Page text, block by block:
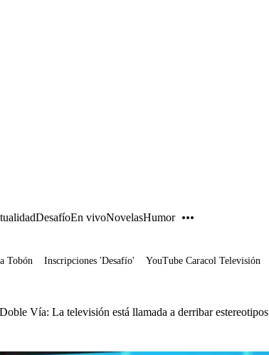
DesafíoEn vivoNovelasHumor
Tobón Inscripciones 'Desafío' YouTube Caracol Televisión
Doble Vía: La televisión está llamada a derribar estereotipos